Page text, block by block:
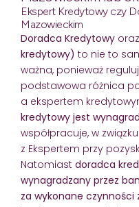
Ekspert Kredytowy czy
Mazowieckim
Doradca Kredytowy oraz
kredytowy) to nie to
ważna, ponieważ
podstawowa różnica
a ekspertem
kredytowy jest
współpracuje, w
z Ekspertem przy
Natomiast doradca
wynagradzany przez
za wykonane